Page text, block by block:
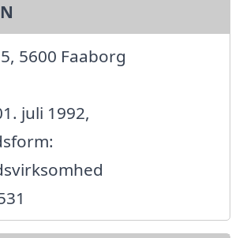
5600 Faaborg
juli 1992,